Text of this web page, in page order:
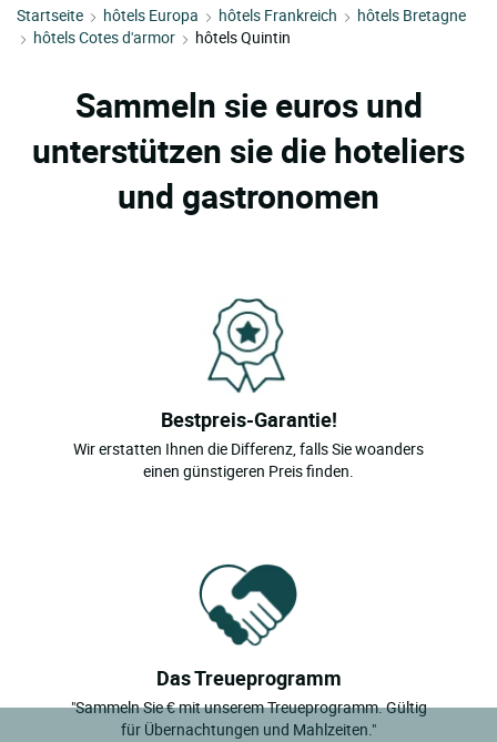
Startseite hôtels Europa hôtels Frankreich
hôtels Bretagne
hôtels Cotes d'armor
hôtels Quintin
Sammeln sie euros und
unterstützen sie die hoteliers
und gastronomen
Bestpreis-Garantie!
Wir erstatten Ihnen die Differenz, falls Sie woanders
einen günstigeren Preis finden.
Das Treueprogramm
"Sammeln Sie € mit unserem Treueprogramm. Gültig
für Übernachtungen und Mahlzeiten."